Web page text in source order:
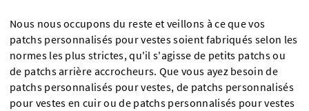
Nous nous occupons du reste et veillons à ce que vos
patchs personnalisés pour vestes soient fabriqués selon les
normes les plus strictes, qu'il s'agisse de petits patchs ou
de patchs arrière accrocheurs. Que vous ayez besoin de
patchs personnalisés pour vestes, de patchs personnalisés
pour vestes en cuir ou de patchs personnalisés pour vestes